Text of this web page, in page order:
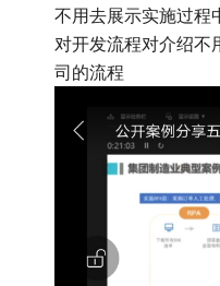
不用去展示实施过程
对开发流程对介绍不
司的流程